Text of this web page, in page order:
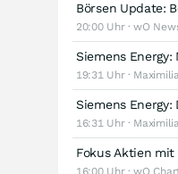
Börsen Update:
20:00 Uhr · wO
Siemens
19:31 Uhr ·
Siemens
16:31 Uhr ·
Fokus Aktien mit
16:00 Uhr · wO